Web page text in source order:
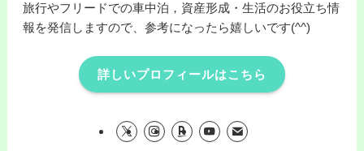
旅行やフリードでの車中泊，資産形成・生活のお役立ち情
報を発信しますので、参考になったら嬉しいです(^^)
詳しいプロフィールはこちら